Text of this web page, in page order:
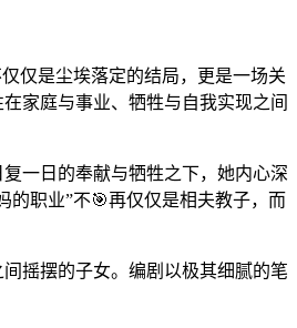
仅是尘埃落定的结局，更是一场关
家庭与事业、牺牲与自我实现之间
一日的奉献与牺牲之下，她内心深
职业”不🎯再仅仅是相夫教子，而
摇摆的子女。编剧以极其细腻的笔